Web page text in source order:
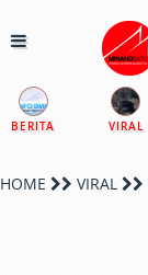
BERITA VIRAL
HOME VIRAL